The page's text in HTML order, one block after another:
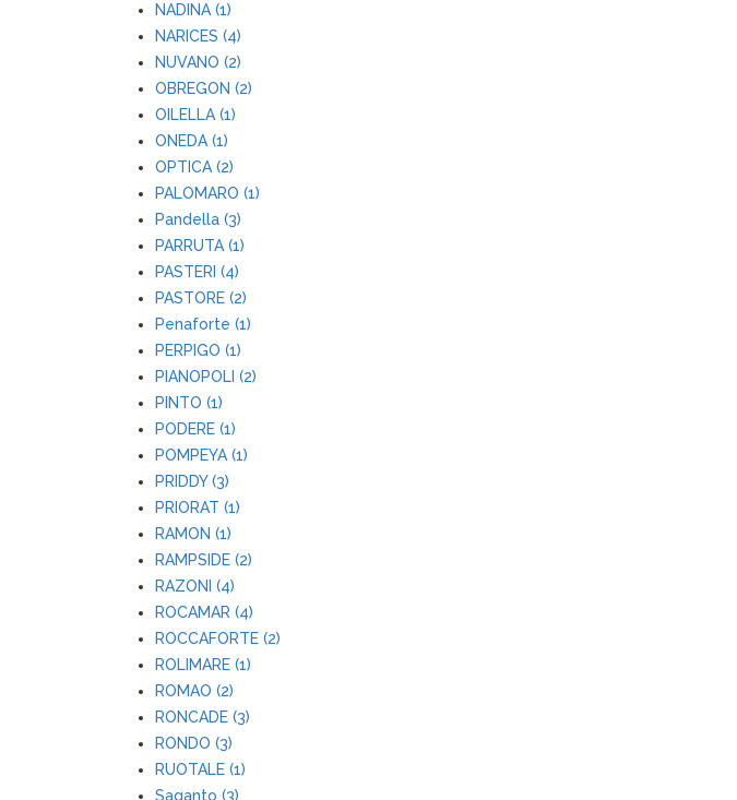
NADINA (1)
NARICES (4)
NUVANO (2)
OBREGON (2)
OILELLA (1)
ONEDA (1)
OPTICA (2)
PALOMARO (1)
Pandella (3)
PARRUTA (1)
PASTERI (4)
PASTORE (2)
Penaforte (1)
PERPIGO (1)
PIANOPOLI (2)
PINTO (1)
PODERE (1)
POMPEYA (1)
PRIDDY (3)
PRIORAT (1)
RAMON (1)
RAMPSIDE (2)
RAZONI (4)
ROCAMAR (4)
ROCCAFORTE (2)
ROLIMARE (1)
ROMAO (2)
RONCADE (3)
RONDO (3)
RUOTALE (1)
Saganto (3)